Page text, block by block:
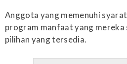
Anggota yang memenuhi
program manfaat yang mereka
pilihan yang tersedia.